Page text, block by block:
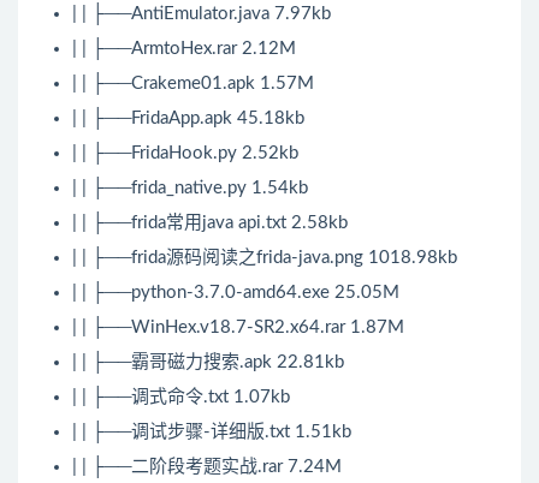
| | ├──AntiEmulator.java 7.97kb
| | ├──ArmtoHex.rar 2.12M
| | ├──Crakeme01.apk 1.57M
| | ├──FridaApp.apk 45.18kb
| | ├──FridaHook.py 2.52kb
| | ├──frida_native.py 1.54kb
| | ├──frida常用java api.txt 2.58kb
| | ├──frida源码阅读之frida-java.png 1018.98kb
| | ├──python-3.7.0-amd64.exe 25.05M
| | ├──WinHex.v18.7-SR2.x64.rar 1.87M
| | ├──霸哥磁力搜索.apk 22.81kb
| | ├──调式命令.txt 1.07kb
| | ├──调试步骤-详细版.txt 1.51kb
| | ├──二阶段考题实战.rar 7.24M